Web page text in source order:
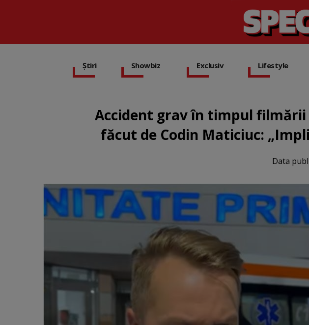
Știri Showbiz Exclusiv Lifestyle
Accident grav în timpul filmării
făcut de Codin Maticiuc:
Data